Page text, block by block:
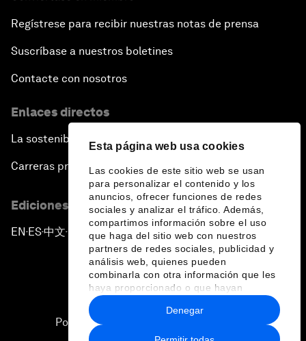
Esta página web usa cookies
Las cookies de este sitio web se usan
para personalizar el contenido y los
anuncios, ofrecer funciones de redes
sociales y analizar el tráfico. Además,
compartimos información sobre el uso
que haga del sitio web con nuestros
partners de redes sociales, publicidad y
análisis web, quienes pueden
combinarla con otra información que les
haya proporcionado o que hayan
recopilado a partir del uso que haya
hecho de sus servicios.
Denegar
Regístrese para recibir nuestras notas de prensa
Suscríbase a nuestros boletines
Contacte con nosotros
Enlaces directos
La sostenibilidad en el Foro
Carreras profesionales
Ediciones en otros idiomas
EN ▪ ES▪中文▪ 日本語
Política de privacidad y normas de uso